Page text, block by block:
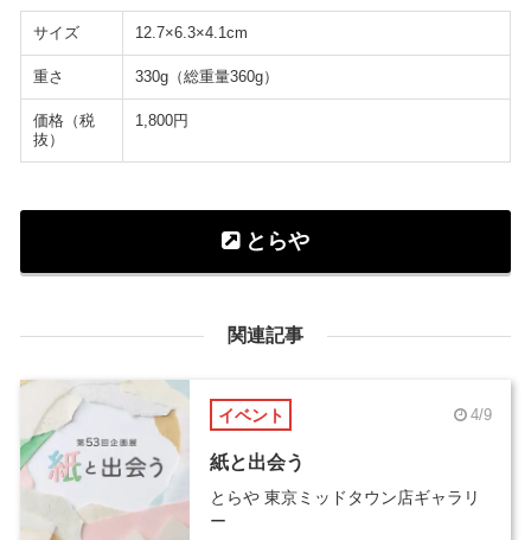
サイズ 12.7×6.3×4.1cm
重さ 330g（総重量360g）
価格（税
抜）
1,800円
とらや
関連記事
イベント 4/9
紙と出会う
とらや 東京ミッドタウン店ギャラリ
ー